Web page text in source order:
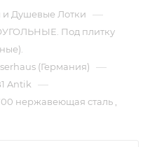
и Душевые Лотки —
Под плитку
(Германия) —
Antik —
нержавеющая сталь ,